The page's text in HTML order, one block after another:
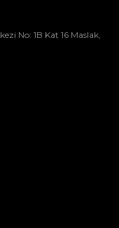
No: 1B Kat 16 Maslak,